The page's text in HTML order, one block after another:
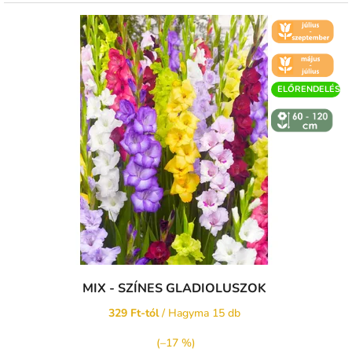
🌼 KVĚT -
ČERVENEC
🌼 KVĚT -
ČERVEN
ELŐRENDELÉS
↕️ VÝŠKA 60
- 120 CM
MIX - SZÍNES GLADIOLUSZOK
329 Ft-tól/ Hagyma 15 db
(–17 %)